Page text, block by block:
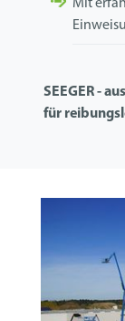
Mit
SEEGER -
für